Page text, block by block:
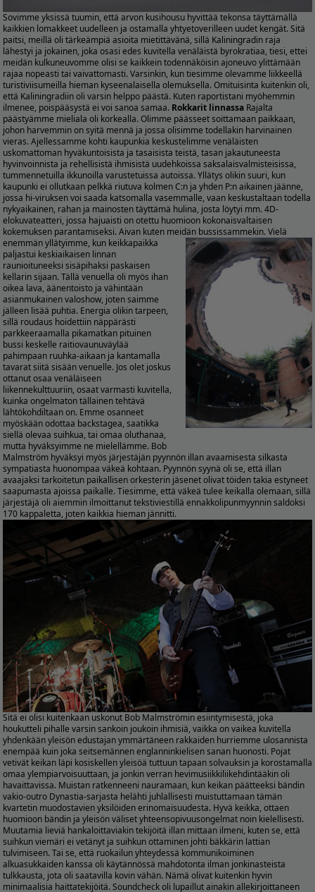
Sovimme yksissä tuumin, että arvon kusihousu hyvittää tekonsa täyttämällä
kaikkien lomakkeet uudelleen ja ostamalla yhtyetoverilleen uudet kengät. Sitä
paitsi, meillä oli tärkeämpiä asioita mietittävänä, sillä Kaliningradin raja
lähestyi ja jokainen, joka osasi edes kuvitella venäläistä byrokratiaa, tiesi, ettei
meidän kulkuneuvomme olisi se kaikkein todennäköisin ajoneuvo ylittämään
rajaa nopeasti tai vaivattomasti. Varsinkin, kun tiesimme olevamme liikkeellä
turistiviisumeilla hieman kyseenalaisella olemuksella. Omituisinta kuitenkin oli,
että Kaliningradiin oli varsin helppo päästä. Kuten raportistani myöhemmin
ilmenee, poispääsystä ei voi sanoa samaa. Rokkarit linnassa Rajalta
päästyämme mieliala oli korkealla. Olimme päässeet soittamaan paikkaan,
johon harvemmin on syitä mennä ja jossa olisimme todellakin harvinainen
vieras. Ajellessamme kohti kaupunkia keskustelimme venäläisten
uskomattoman hyväkuntoisista ja tasaisista teistä, tasan jakautuneesta
hyvinvoinnista ja rehellisistä ihmisistä uudehkoissa saksalaisvalmisteisissa,
tummennetuilla ikkunoilla varustetuissa autoissa. Yllätys olikin suuri, kun
kaupunki ei ollutkaan pelkkä riutuva kolmen C:n ja yhden P:n aikainen jäänne,
jossa hi-viruksen voi saada katsomalla vasemmalle, vaan keskustaltaan todella
nykyaikainen, rahan ja mainosten täyttämä hulina, josta löytyi mm. 4D-
elokuvateatteri, jossa hajuaisti on otettu huomioon kokonaisvaltaisen
kokemuksen parantamiseksi. Aivan kuten meidän bussissammekin.Vielä
enemmän yllätyimme, kun keikkapaikka
paljastui keskiaikaisen linnan
raunioituneeksi sisäpihaksi paskaisen
kellarin sijaan. Tällä venuella oli myös ihan
oikea lava, äänentoisto ja vähintään
asianmukainen valoshow, joten saimme
jälleen lisää puhtia. Energia olikin tarpeen,
sillä roudaus hoidettiin näppärästi
parkkeeraamalla pikamatkan pituinen
bussi keskelle raitiovaunuväylää
pahimpaan ruuhka-aikaan ja kantamalla
tavarat siitä sisään venuelle. Jos olet joskus
ottanut osaa venäläiseen
liikennekulttuuriin, osaat varmasti kuvitella,
kuinka ongelmaton tällainen tehtävä
lähtökohdiltaan on. Emme osanneet
myöskään odottaa backstagea, saatikka
siellä olevaa suihkua, tai omaa oluthanaa,
mutta hyväksyimme ne mielellämme. Bob
Malmström hyväksyi myös järjestäjän pyynnön illan avaamisesta silkasta
sympatiasta huonompaa väkeä kohtaan. Pyynnön syynä oli se, että illan
avaajaksi tarkoitetun paikallisen orkesterin jäsenet olivat töiden takia estyneet
saapumasta ajoissa paikalle. Tiesimme, että väkeä tulee keikalla olemaan, sillä
järjestäjä oli aiemmin ilmoittanut tekstiviestillä ennakkolipunmyynnin saldoksi
170 kappaletta, joten kaikkia hieman jännitti.
Sitä ei olisi kuitenkaan uskonut Bob Malmströmin esiintymisestä, joka
houkutteli pihalle varsin sankoin joukoin ihmisiä, vaikka on vaikea kuvitella
yhdenkään yleisön edustajan ymmärtäneen rakkaiden hurriemme ulosannista
enempää kuin joka seitsemännen englanninkielisen sanan huonosti. Pojat
vetivät keikan läpi kosiskellen yleisöä tuttuun tapaan solvauksin ja korostamalla
omaa ylempiarvoisuuttaan, ja jonkin verran hevimusiikkiliikehdintääkin oli
havaittavissa. Muistan ratkenneeni nauramaan, kun keikan päätteeksi bändin
vakio-outro Dynastia-sarjasta helähti juhlallisesti muistuttamaan tämän
kvartetin muodostavien yksilöiden erinomaisuudesta. Hyvä keikka, ottaen
huomioon bändin ja yleisön väliset yhteensopivuusongelmat noin kielellisesti.
Muutamia lieviä hankaloittaviakin tekijöitä illan mittaan ilmeni, kuten se, että
suihkun viemäri ei vetänyt ja suihkun ottaminen johti bäkkärin lattian
tulvimiseen. Tai se, että ruokailun yhteydessä kommunikoiminen
alkuasukkaiden kanssa oli käytännössä mahdotonta ilman jonkinasteista
tulkkausta, jota oli saatavilla kovin vähän. Nämä olivat kuitenkin hyvin
minimaalisia haittatekijöitä. Soundcheck oli lupaillut ainakin allekirjoittaneen